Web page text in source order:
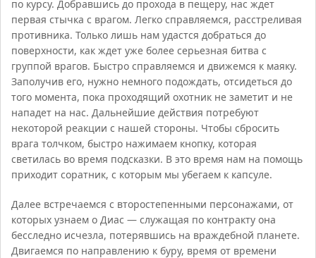
по курсу. Добравшись до прохода в пещеру, нас ждет
первая стычка с врагом. Легко справляемся, расстреливая
противника. Только лишь нам удастся добраться до
поверхности, как ждет уже более серьезная битва с
группой врагов. Быстро справляемся и движемся к маяку.
Заполучив его, нужно немного подождать, отсидеться до
того момента, пока проходящий охотник не заметит и не
нападет на нас. Дальнейшие действия потребуют
некоторой реакции с нашей стороны. Чтобы сбросить
врага толчком, быстро нажимаем кнопку, которая
светилась во время подсказки. В это время нам на помощь
приходит соратник, с которым мы убегаем к капсуле.
Далее встречаемся с второстепенными персонажами, от
которых узнаем о Диас — служащая по контракту она
бесследно исчезла, потерявшись на враждебной планете.
Двигаемся по направлению к буру, время от времени